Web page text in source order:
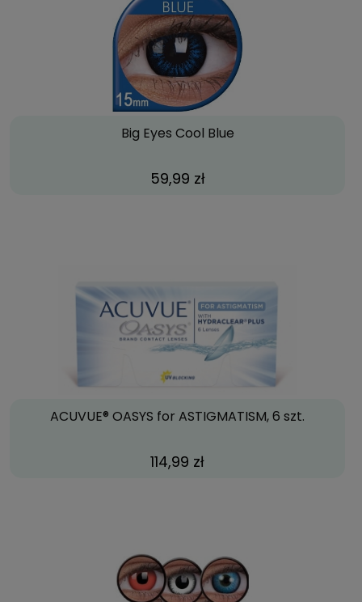
Big Eyes Cool Blue
59,99 zł
ACUVUE® OASYS for ASTIGMATISM, 6 szt.
114,99 zł